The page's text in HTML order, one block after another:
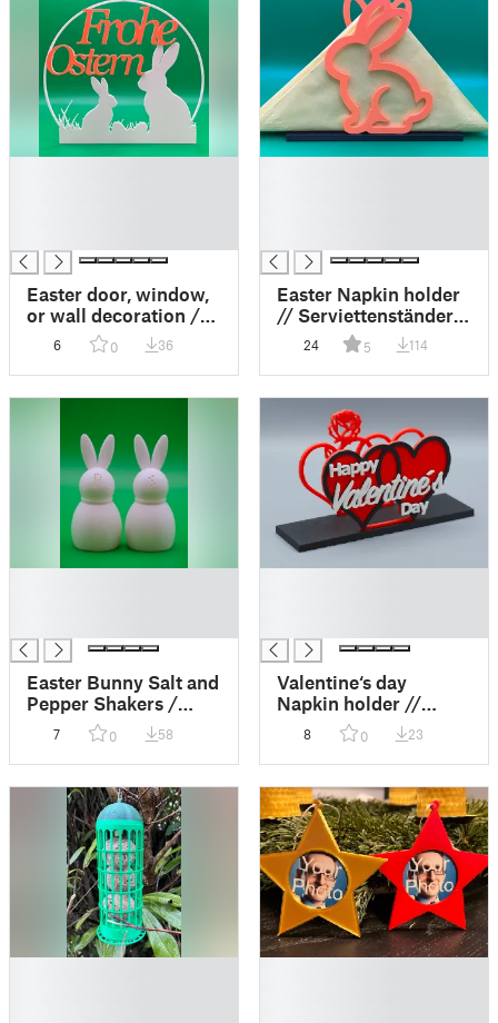
Easter door, window,
or wall decoration /
Oster Tür-, Fenster-
oder Wanddeko
6 0 36
Easter Napkin holder
// Serviettenständer
Ostern
24 5 114
Easter Bunny Salt and
Pepper Shakers /
Osterhasen Salz- und
Pfefferstreuer
7 0 58
Valentine‘s day
Napkin holder //
Serviettenständer
Valentinstag
8 0 23